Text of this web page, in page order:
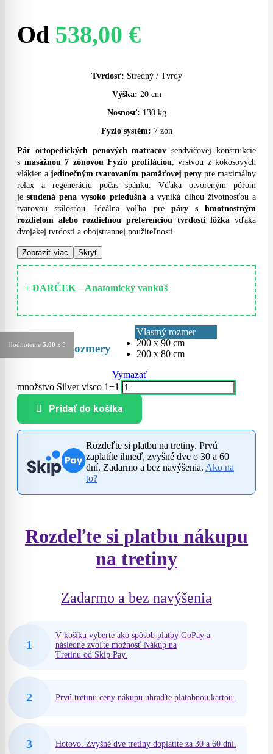
Od 538,00 €
Tvrdosť: Stredný / Tvrdý
Výška: 20 cm
Nosnosť: 130 kg
Fyzio systém: 7 zón
Pár ortopedických penových matracov sendvičovej konštrukcie
s masážnou 7 zónovou Fyzio profiláciou , vrstvou z kokosových
vlákien ajedinečným tvarovaním pamäťovej penypre maximálny
relax a regeneráciu počas spánku. Vďaka otvoreným pórom
jestudená pena vysoko priedušnáa vyniká dlhou životnosťou a
tvarovou stálosťou. Ideálna voľba pre páry s hmotnostným
rozdielom alebo rozdielnou preferenciou tvrdosti lôžka vďaka
dvojakej tvrdosti a obojstrannej použiteľnosti.
Zobraziť viac Skryť
+ DARČEK – Anatomický vankúš
rozmery
Vlastný rozmer
200 x 90 cm
200 x 80 cm
Vymazať
množstvo Silver visco 1+1
Pridať do košíka
Rozdeľte si platbu na tretiny. Prvú
zaplatíte ihneď, zvyšné dve o 30 a 60
dní. Zadarmo a bez navýšenia. Ako na
to?
Rozdeľte si platbu nákupu
na tretiny
Zadarmo a bez navýšenia
1
V košíku vyberte ako spôsob platby GoPay a
následne zvoľte možnosť Nákup na
Tretinu od Skip Pay.
2 Prvú tretinu ceny nákupu uhraďte platobnou kartou.
3 Hotovo. Zvyšné dve tretiny doplatíte za 30 a 60 dní.
Hodnotenie 5.00 z 5